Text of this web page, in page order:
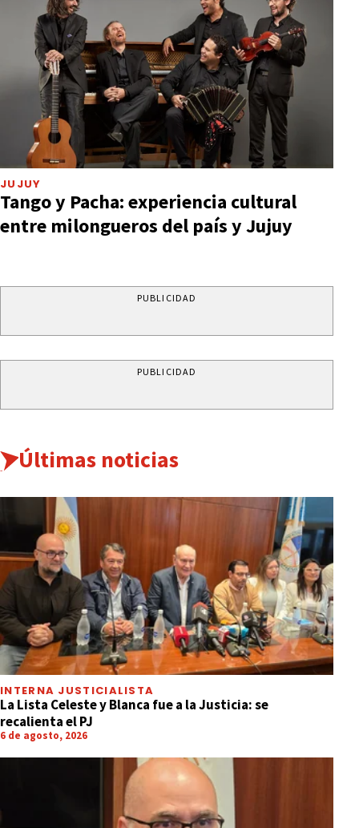
JUJUY
Tango y Pacha: experiencia cultural
entre milongueros del país y Jujuy
PUBLICIDAD
PUBLICIDAD
Últimas noticias
INTERNA JUSTICIALISTA
La Lista Celeste y Blanca fue a la Justicia: se
recalienta el PJ
6 de agosto, 2026